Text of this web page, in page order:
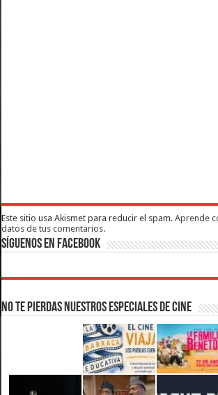
Este sitio usa Akismet para reducir el spam.Aprende
datos de tus comentarios.
Síguenos en Facebook
No te pierdas nuestros Especiales de Cine